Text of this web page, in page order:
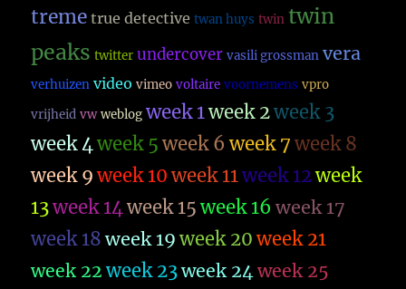
treme true detective twan huys twin twin
peaks twitter undercover vasili grossman vera
verhuizen video vimeo voltaire voornemens vpro
vrijheid vw weblog week 1week 2week 3
week 4week 5 week 6 week 7 week 8
week 9 week 10 week 11week 12week
13week 14week 15 week 16 week 17
week 18 week 19 week 20 week 21
week 22 week 23week 24week 25